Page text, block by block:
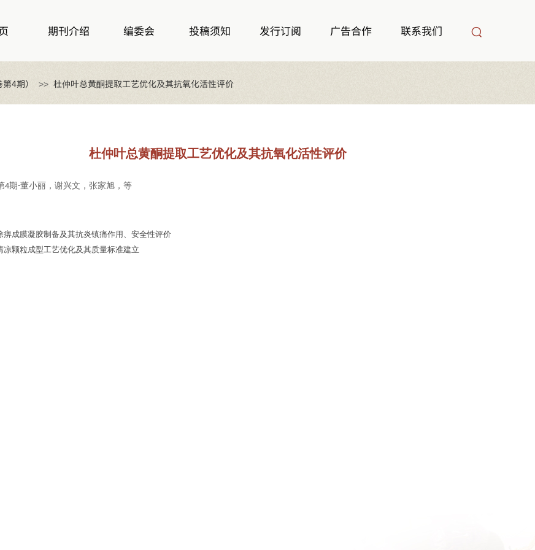
期刊介绍 编委会 投稿须知 发行订阅 广告合作 联系我们
4期） >> 杜仲叶总黄酮提取工艺优化及其抗氧化活性评价
杜仲叶总黄酮提取工艺优化及其抗氧化活性评价
4期-董小丽，谢兴文，张家旭，等
痹成膜凝胶制备及其抗炎镇痛作用、安全性评价
凉颗粒成型工艺优化及其质量标准建立